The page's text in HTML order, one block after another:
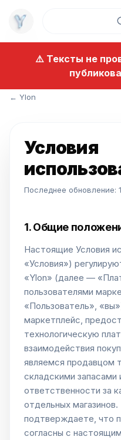
⚠️ Тексты не
← Ylon
Условия
Последнее обновление:
1. Общие
Настоящие Условия
«Условия»)
«Ylon» (далее —
пользователями
«Пользователь»,
маркетплейс,
технологическую
взаимодействия
являемся продавцом
складскими запасами
ответственности за
отдельных
подтверждаете, что
согласны с